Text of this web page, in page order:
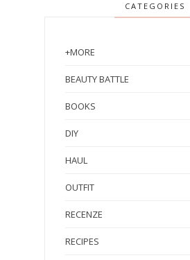
CATEGORIES
+MORE
BEAUTY BATTLE
BOOKS
DIY
HAUL
OUTFIT
RECENZE
RECIPES